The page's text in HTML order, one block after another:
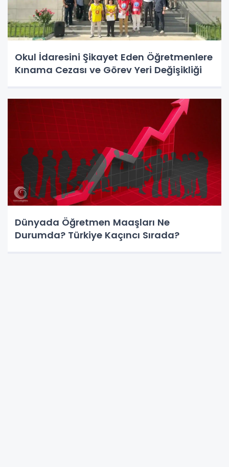
Okul İdaresini Şikayet Eden Öğretmenlere
Kınama Cezası ve Görev Yeri Değişikliği
Dünyada Öğretmen Maaşları Ne
Durumda? Türkiye Kaçıncı Sırada?